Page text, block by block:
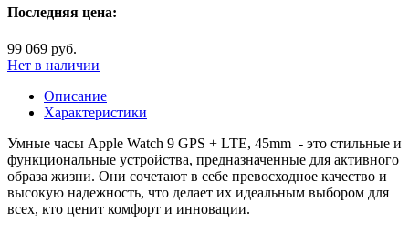
Последняя цена:
99 069 руб.
Нет в наличии
Описание
Характеристики
Умные часы Apple Watch 9 GPS + LTE, 45mm - это стильные и
функциональные устройства, предназначенные для активного
образа жизни. Они сочетают в себе превосходное качество и
высокую надежность, что делает их идеальным выбором для
всех, кто ценит комфорт и инновации.